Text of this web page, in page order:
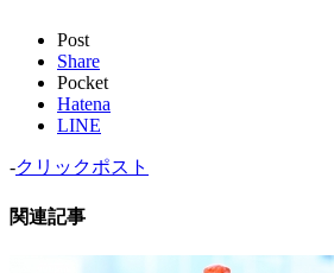
Post
Share
Pocket
Hatena
LINE
-クリックポスト
関連記事